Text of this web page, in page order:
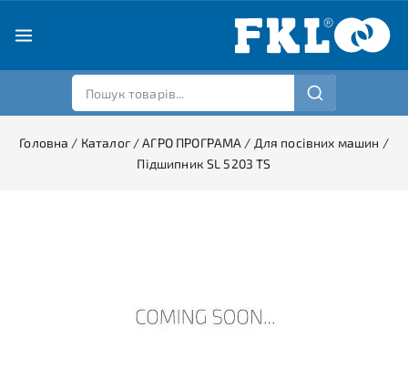
Головна / Каталог /АГРО ПРОГРАМА / Для посівних машин /
Підшипник SL 5203 TS